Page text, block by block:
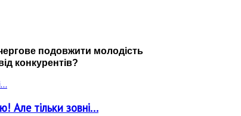
подовжити молодість
конкурентів?
Але тільки зовні...